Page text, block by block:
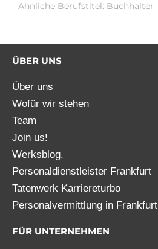
Ähnliche Berufstitel: Buchhalter
ÜBER UNS
Über uns
Wofür wir stehen
Team
Join us!
Werksblog.
Personaldienstleister Frankfurt
Tatenwerk Karriereturbo
Personalvermittlung in Frankfurt
FÜR UNTERNEHMEN